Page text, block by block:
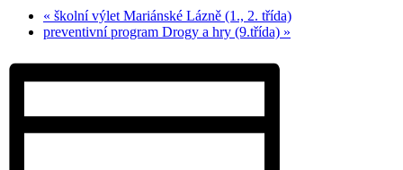
« školní výlet Mariánské Lázně (1., 2. třída)
preventivní program Drogy a hry (9.třída) »